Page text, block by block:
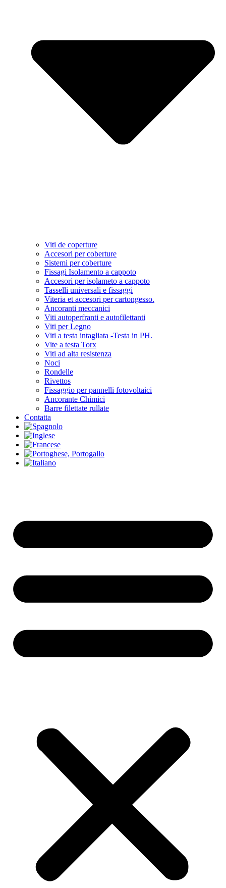
Viti de coperture
Accesori per coberture
Sistemi per coberture
Fissagi Isolamento a cappoto
Accesori per isolameto a cappoto
Tasselli universali e fissaggi
Viteria et accesori per cartongesso.
Ancoranti meccanici
Viti autoperfranti e autofilettanti
Viti per Legno
Viti a testa intagliata -Testa in PH.
Vite a testa Torx
Viti ad alta resistenza
Noci
Rondelle
Rivettos
Fissaggio per pannelli fotovoltaici
Ancorante Chimici
Barre filettate rullate
Contatta